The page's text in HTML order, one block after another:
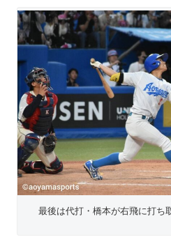
最後は代打・橋本が右飛に打ち